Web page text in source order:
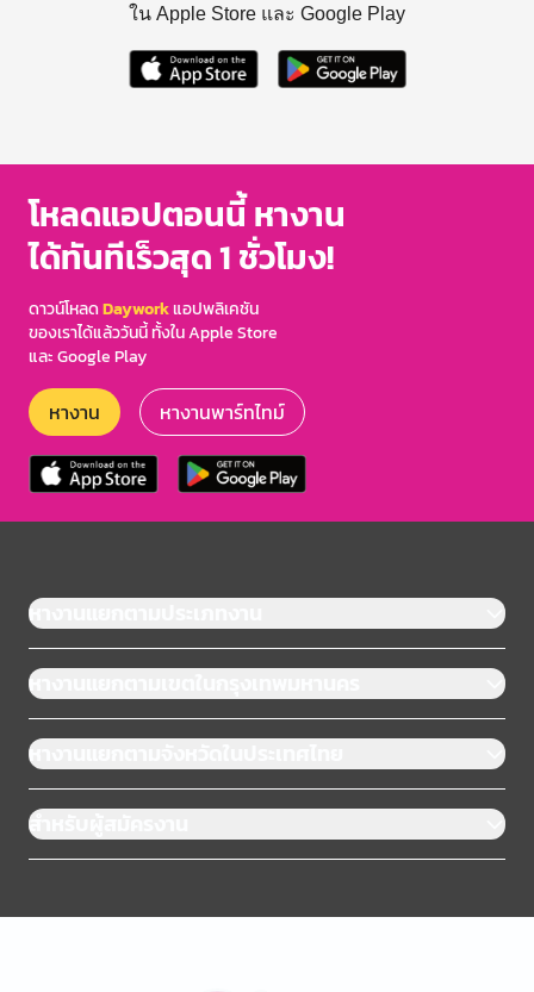
ใน Apple Store และ Google Play
โหลดแอปตอนนี้ หางาน
ได้ทันทีเร็วสุด 1 ชั่วโมง!
ดาวน์โหลดDayworkแอปพลิเคชัน
ของเราได้แล้ววันนี้ ทั้งใน Apple Store
และ Google Play
หางาน หางานพาร์ทไทม์
หางานแยกตามประเภทงาน
หางานแยกตามเขตในกรุงเทพมหานคร
หางานแยกตามจังหวัดในประเทศไทย
สำหรับผู้สมัครงาน